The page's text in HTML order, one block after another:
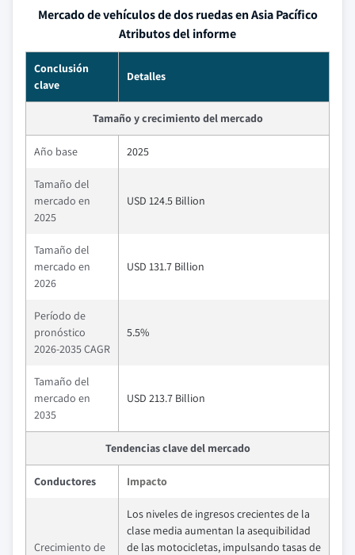
Mercado de vehículos de dos ruedas en Asia Pacífico
Atributos del informe
Conclusión
clave
Detalles
Tamaño y crecimiento del mercado
Año base 2025
Tamaño del
mercado en
2025
USD 124.5 Billion
Tamaño del
mercado en
2026
USD 131.7 Billion
Período de
pronóstico
2026-2035 CAGR
5.5%
Tamaño del
mercado en
2035
USD 213.7 Billion
Tendencias clave del mercado
Conductores Impacto
Crecimiento de
Los niveles de ingresos crecientes de la
clase media aumentan la asequibilidad
de las motocicletas, impulsando tasas de